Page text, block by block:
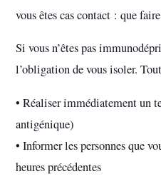
vous êtes cas contact : que
Si vous n’êtes pas
l’obligation de vous isoler.
• Réaliser immédiatement un
antigénique)
• Informer les personnes que
heures précédentes